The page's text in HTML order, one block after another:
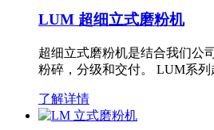
LUM 超细立式磨粉机
超细立式磨粉机是结合我们公
粉碎，分级和交付。 LUM系
了解详情